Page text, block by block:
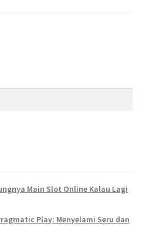
Main Slot Online Kalau Lagi
Play: Menyelami Seru dan